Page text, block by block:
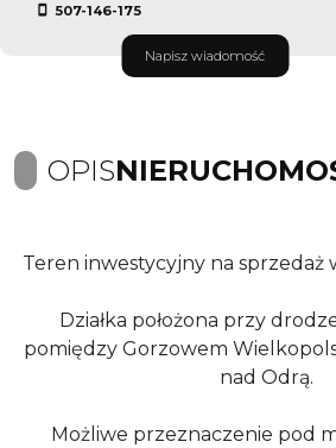
507-146-175
Napisz wiadomość
OPIS
Teren inwestycyjny na sprzedaż
Działka położona przy
pomiędzy Gorzowem
nad Odrą.
Możliwe przeznaczenie pod